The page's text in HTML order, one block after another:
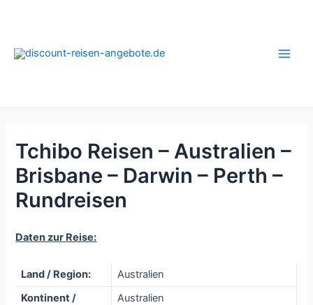
Tchibo Reisen – Australien –
Brisbane – Darwin – Perth –
Rundreisen
Daten zur Reise:
Land / Region:
Australien
Kontinent /
Australien